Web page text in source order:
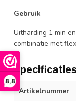
8,8
Gebruik
Uitharding 1 min
combinatie met
Specificaties
Artikelnummer